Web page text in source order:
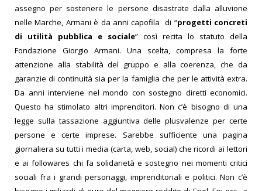
assegno per sostenere le persone disastrate dalla alluvione
nelle Marche, Armani è da anni capofila di “progetti concreti
di utilità pubblica e sociale” così recita lo statuto della
Fondazione Giorgio Armani. Una scelta, compresa la forte
attenzione alla stabilità del gruppo e alla coerenza, che da
garanzie di continuità sia per la famiglia che per le attività extra.
Da anni interviene nel mondo con sostegno diretti economici.
Questo ha stimolato altri imprenditori. Non c’è bisogno di una
legge sulla tassazione aggiuntiva delle plusvalenze per certe
persone e certe imprese. Sarebbe sufficiente una pagina
giornaliera su tutti i media (carta, web, social) che ricordi ai lettori
e ai followares chi fa solidarietà e sostegno nei momenti critici
sociali fra i grandi personaggi, imprenditoriali e politici. Non c’è